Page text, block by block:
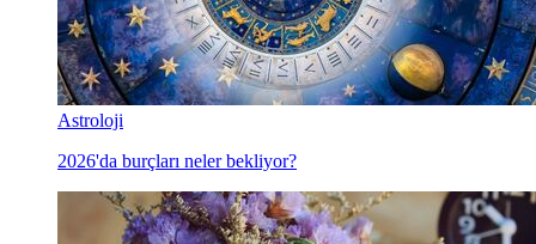
Astroloji
2026'da burçları neler bekliyor?